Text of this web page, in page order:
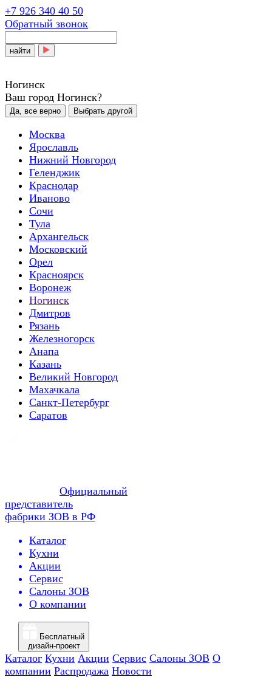
+7 926 340 40 50
Обратный звонок
найти
Ногинск
Ваш город Ногинск?
Да, все верно Выбрать другой
Москва
Ярославль
Нижний Новгород
Геленджик
Краснодар
Иваново
Сочи
Тула
Архангельск
Московский
Орел
Красноярск
Воронеж
Ногинск
Дмитров
Рязань
Железногорск
Анапа
Казань
Великий Новгород
Махачкала
Санкт-Петербург
Саратов
Официальный
представитель
фабрики ЗОВ в РФ
Каталог
Кухни
Акции
Сервис
Салоны ЗОВ
О компании
Бесплатный
дизайн-проект
Каталог Кухни Акции Сервис Салоны ЗОВ О
компании Распродажа Новости